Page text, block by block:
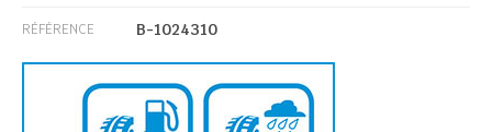
RÉFÉRENCE B-1024310